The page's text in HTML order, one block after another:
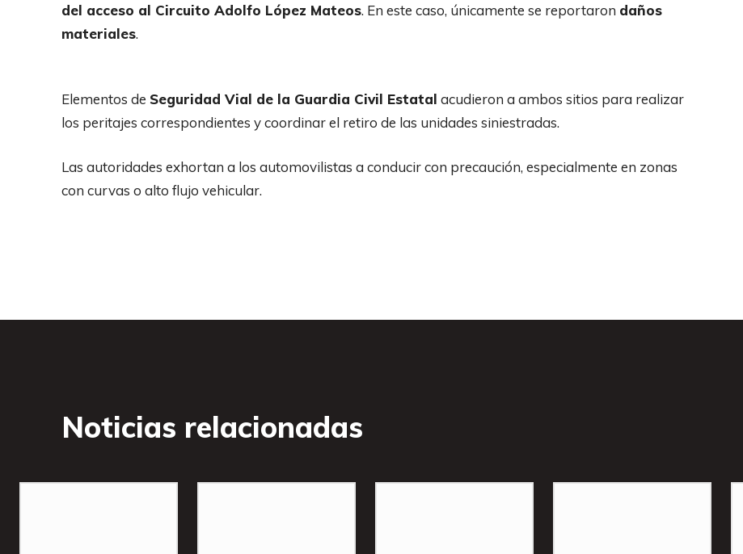
del acceso al Circuito Adolfo López Mateos. En este caso, únicamente se reportaron daños
materiales.
Elementos de Seguridad Vial de la Guardia Civil Estatal acudieron a ambos sitios para realizar
los peritajes correspondientes y coordinar el retiro de las unidades siniestradas.
Las autoridades exhortan a los automovilistas a conducir con precaución, especialmente en zonas
con curvas o alto flujo vehicular.
Noticias relacionadas